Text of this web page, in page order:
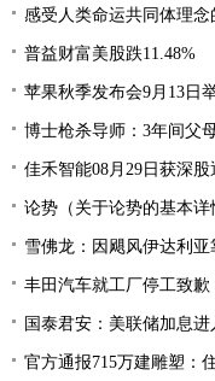
感受人类命运共同体理念
普益财富美股跌11.48%
苹果秋季发布会9月13日
博士枪杀导师：3年间父
佳禾智能08月29日获深
论势（关于论势的基本详
雪佛龙：因飓风伊达利
丰田汽车就工厂停工致
国泰君安：美联储加息
官方通报715万建雕塑：